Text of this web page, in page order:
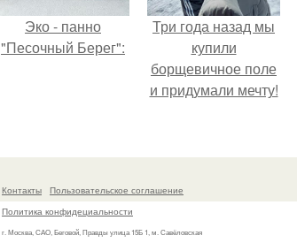
Эко - панно
"Песочный Берег":
Три года назад мы
купили
борщевичное поле
и придумали мечту!
Контакты
Пользовательское соглашение
Политика конфидециальности
г. Москва, САО, Беговой, Правды улица 15Б 1, м. Савёловская